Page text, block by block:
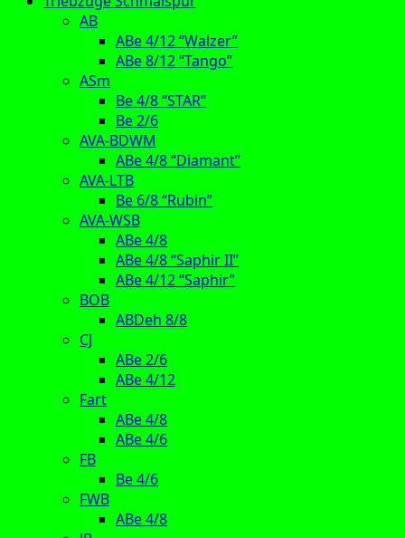
AB
ABe 4/12 “Walzer”
ABe 8/12 “Tango”
ASm
Be 4/8 “STAR”
Be 2/6
AVA-BDWM
ABe 4/8 “Diamant”
AVA-LTB
Be 6/8 “Rubin”
AVA-WSB
ABe 4/8
ABe 4/8 “Saphir II”
ABe 4/12 “Saphir”
BOB
ABDeh 8/8
CJ
ABe 2/6
ABe 4/12
Fart
ABe 4/8
ABe 4/6
FB
Be 4/6
FWB
ABe 4/8